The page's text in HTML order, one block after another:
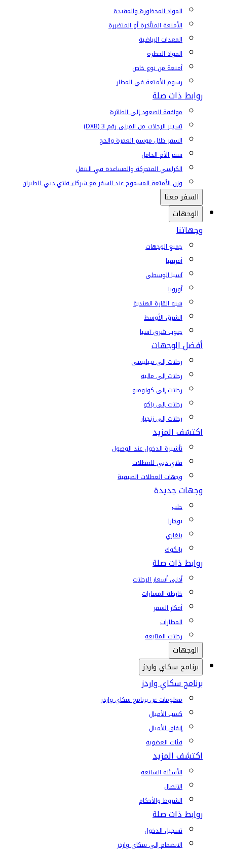
المواد المحظورة والمقيدة
الأمتعة المتأخرة أو المتضررة
المعدات الرياضية
المواد الخطرة
أمتعة من نوع خاص
رسوم الأمتعة في المطار
روابط ذات صلة
موافقة الصعود إلى الطائرة
تسيير الرحلات من المبنى رقم 3 (DXB)
السفر خلال موسم العمرة والحج
سفر الأم الحامل
الكراسي المتحركة والمساعدة في التنقل
وزن الأمتعة المسموح عند السفر مع شركاء فلاي دبي للطيران
السفر معنا
الوجهات
وجهاتنا
جميع الوجهات
أفريقيا
آسيا الوسطى
أوروبا
شبه القارة الهندية
الشرق الأوسط
جنوب شرق آسيا
أفضل الوجهات
رحلات إلى تبيليسي
رحلات إلى ماليه
رحلات إلى كولومبو
رحلات إلى باكو
رحلات إلى زنجبار
اكتشف المزيد
تأشيرة الدخول عند الوصول
فلاي دبي للعطلات
وجهات العطلات الصيفية
وجهات جديدة
حلب
بوخارا
بنغازي
بانكوك
روابط ذات صلة
أدنى أسعار الرحلات
خارطة المسارات
أفكار السفر
المطارات
رحلات المتابعة
الوجهات
برنامج سكاي واردز
برنامج سكاي واردز
معلومات عن برنامج سكاي واردز
كسب الأميال
إنفاق الأميال
فئات العضوية
اكتشف المزيد
الأسئلة الشائعة
الاتصال
الشروط والأحكام
روابط ذات صلة
تسجيل الدخول
الانضمام إلى سكاي واردز